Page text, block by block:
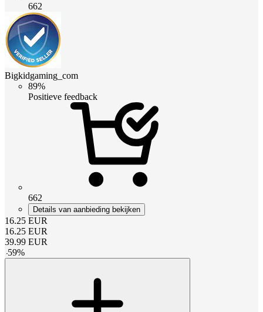
662
Bigkidgaming_com
89%
Positieve feedback
662
Details van aanbieding bekijken
16.25 EUR
16.25 EUR
39.99 EUR
-59%